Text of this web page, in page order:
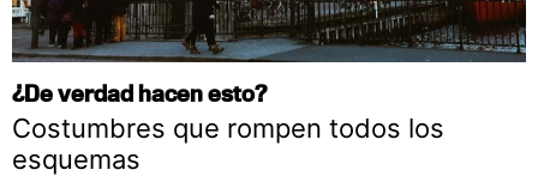
¿De verdad hacen esto?
Costumbres que rompen todos los
esquemas